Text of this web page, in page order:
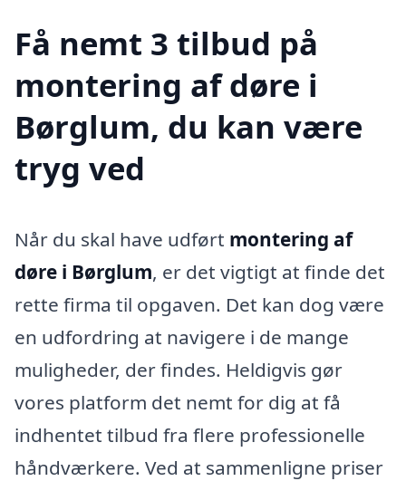
Få nemt 3 tilbud på
montering af døre i
Børglum, du kan være
tryg ved
Når du skal have udført montering af
døre i Børglum, er det vigtigt at finde det
rette firma til opgaven. Det kan dog være
en udfordring at navigere i de mange
muligheder, der findes. Heldigvis gør
vores platform det nemt for dig at få
indhentet tilbud fra flere professionelle
håndværkere. Ved at sammenligne priser